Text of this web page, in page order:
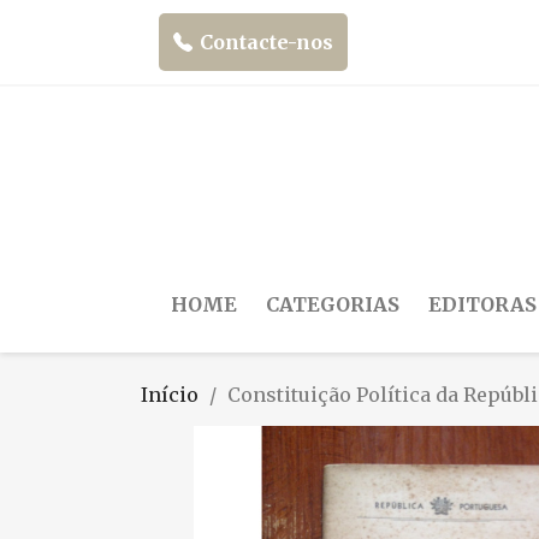
Contacte-nos
HOME CATEGORIAS EDITORAS
Início Constituição Política da